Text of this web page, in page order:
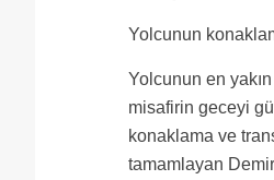
Yolcunun
Yolcunun en
misafirin geceyi
konaklama ve
tamamlayan